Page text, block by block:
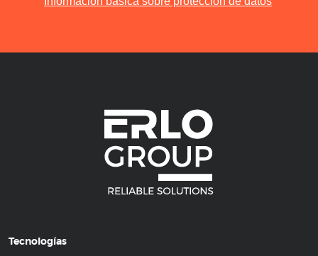
Tecnologías